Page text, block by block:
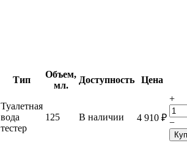
Тип
Объем,
мл.
Доступность Цена
Туалетная
вода
тестер
125 В наличии 4 910 ₽
+
−